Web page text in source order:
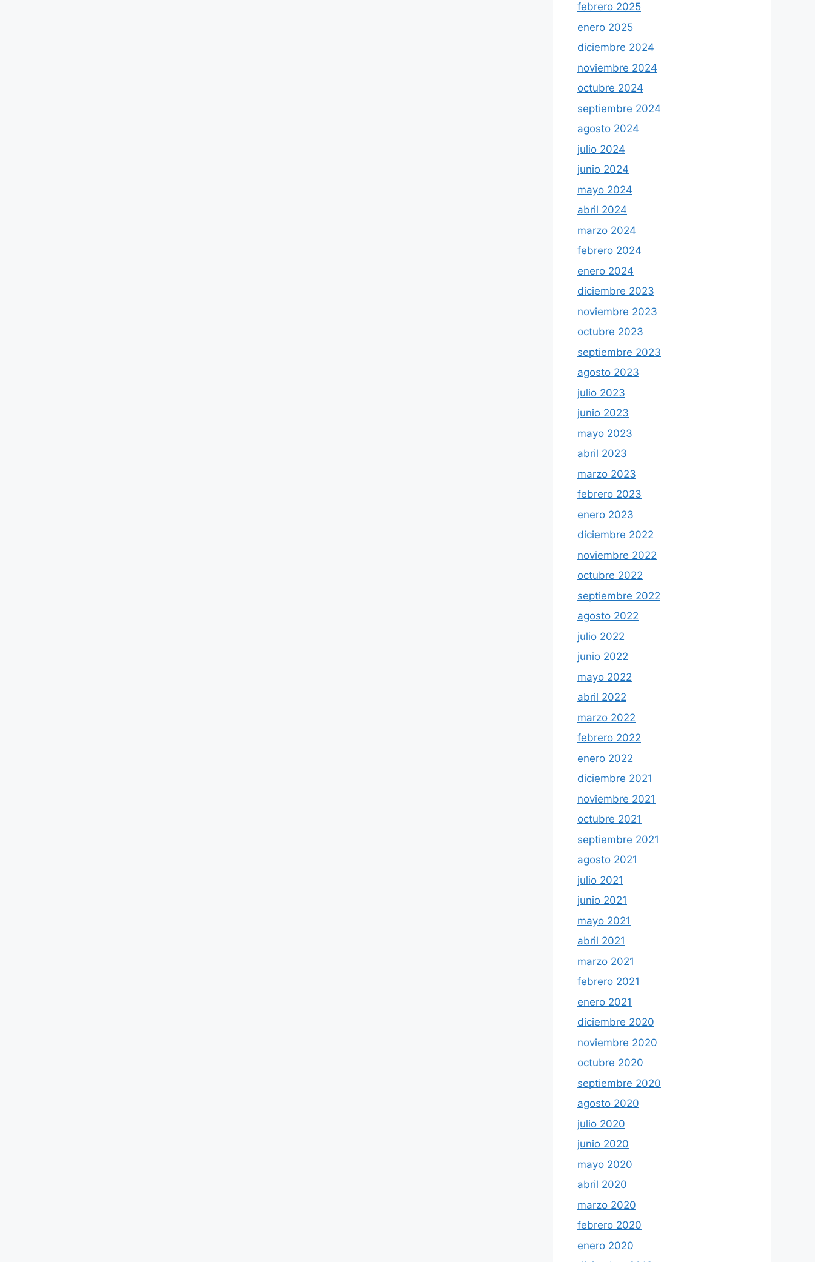
febrero 2025
enero 2025
diciembre 2024
noviembre 2024
octubre 2024
septiembre 2024
agosto 2024
julio 2024
junio 2024
mayo 2024
abril 2024
marzo 2024
febrero 2024
enero 2024
diciembre 2023
noviembre 2023
octubre 2023
septiembre 2023
agosto 2023
julio 2023
junio 2023
mayo 2023
abril 2023
marzo 2023
febrero 2023
enero 2023
diciembre 2022
noviembre 2022
octubre 2022
septiembre 2022
agosto 2022
julio 2022
junio 2022
mayo 2022
abril 2022
marzo 2022
febrero 2022
enero 2022
diciembre 2021
noviembre 2021
octubre 2021
septiembre 2021
agosto 2021
julio 2021
junio 2021
mayo 2021
abril 2021
marzo 2021
febrero 2021
enero 2021
diciembre 2020
noviembre 2020
octubre 2020
septiembre 2020
agosto 2020
julio 2020
junio 2020
mayo 2020
abril 2020
marzo 2020
febrero 2020
enero 2020